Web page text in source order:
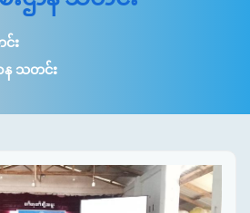
း
န သတင်း